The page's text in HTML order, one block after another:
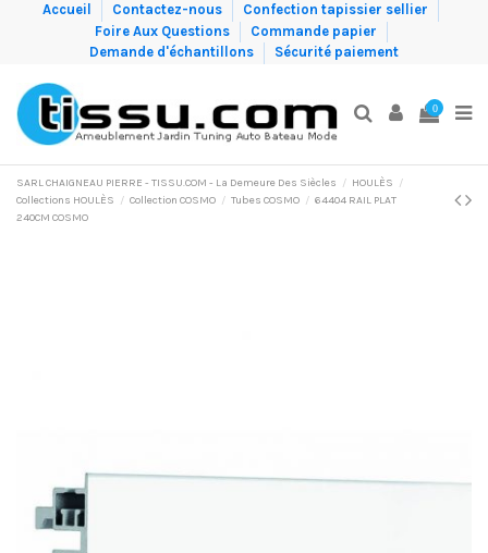
Accueil Contactez-nous
Confection tapissier sellier
Foire Aux Questions
Commande papier
Demande d'échantillons
Sécurité paiement
0
SARL CHAIGNEAU PIERRE - TISSU.COM - La Demeure Des Siècles
HOULÈS
Collections HOULÈS
Collection COSMO Tubes COSMO
64404 RAIL PLAT
240CM COSMO